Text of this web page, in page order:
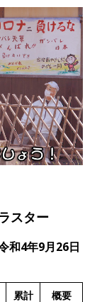
スター
和4年9月26日
累計
概要